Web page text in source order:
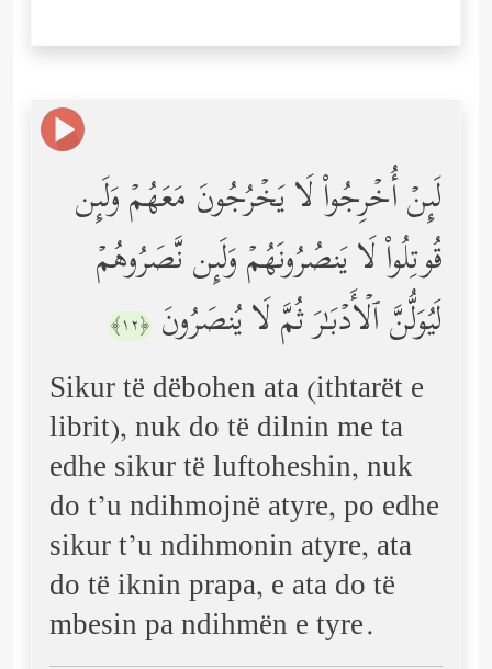
لَىِٕنۡ أُخۡرِجُواْ لَا یَخۡرُجُونَ مَعَهُمۡ وَلَىِٕن
قُوتِلُواْ لَا یَنصُرُونَهُمۡ وَلَىِٕن نَّصَرُوهُمۡ
لَیُوَلُّنَّ ٱلۡأَدۡبَـٰرَ ثُمَّ لَا یُنصَرُونَ ﴿١٢﴾
Sikur të dëbohen ata (ithtarët e
librit), nuk do të dilnin me ta
edhe sikur të luftoheshin, nuk
do t’u ndihmojnë atyre, po edhe
sikur t’u ndihmonin atyre, ata
do të iknin prapa, e ata do të
mbesin pa ndihmën e tyre.